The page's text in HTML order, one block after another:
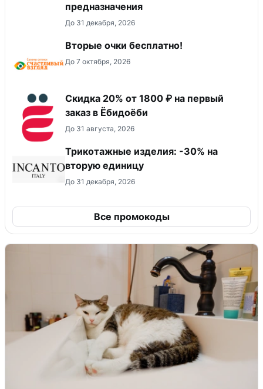
предназначения
До 31 декабря, 2026
Вторые очки бесплатно!
До 7 октября, 2026
Скидка 20% от 1800 ₽ на первый
заказ в Ёбидоёби
До 31 августа, 2026
Трикотажные изделия: -30% на
вторую единицу
До 31 декабря, 2026
Все промокоды